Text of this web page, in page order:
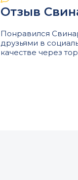
Отзыв
Понравился
друзьями в
качестве через